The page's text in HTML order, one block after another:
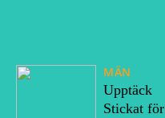
MÄN
Upptäck
Stickat för